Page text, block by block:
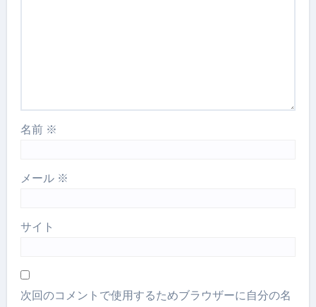
名前 ※
メール ※
サイト
次回のコメントで使用するためブラウザーに自分の名